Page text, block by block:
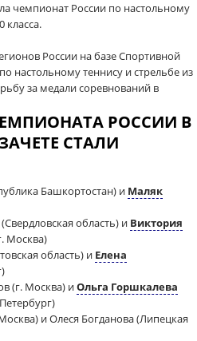
чемпионат России по настольному
класса.
России на базе Спортивной
настольному теннису и стрельбе из
за медали соревнований в
РОССИИ В
СТАЛИ
Башкортостан) и Маляк
(Свердловская область) и Виктория
Москва)
область) и Елена
(г. Москва) иОльга Горшкалева
и Олеся Богданова (Липецкая